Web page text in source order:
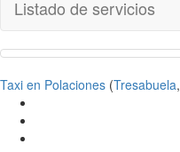
Listado de servicios
Taxi en Polaciones (Tresabuela,